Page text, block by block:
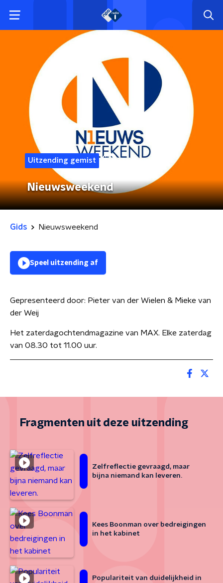
Uitzending gemist
Nieuwsweekend
Gids Nieuwsweekend
Speel uitzending af
Gepresenteerd door: Pieter van der Wielen & Mieke van
der Weij
Het zaterdagochtendmagazine van MAX. Elke zaterdag
van 08.30 tot 11.00 uur.
Fragmenten uit deze uitzending
Zelfreflectie gevraagd, maar
bijna niemand kan leveren.
Kees Boonman over bedreigingen
in het kabinet
Populariteit van duidelijkheid in